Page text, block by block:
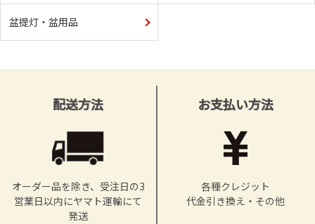
盆提灯・盆用品
配送方法
オーダー品を除き、受注日の3
営業日以内にヤマト運輸にて
発送
お支払い方法
各種クレジット
代金引き換え・その他